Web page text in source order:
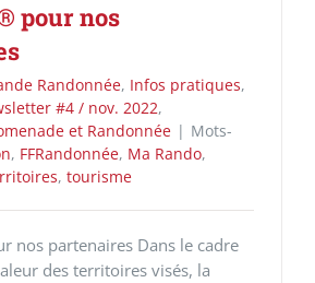
pour nos
Randonnée, Infos pratiques,
#4 / nov. 2022,
et Randonnée | Mots-
, FFRandonnée, Ma Rando,
, tourisme
nos partenaires Dans le cadre
des territoires visés, la